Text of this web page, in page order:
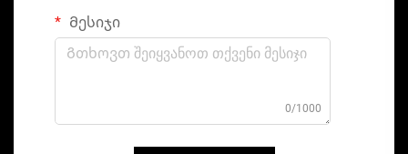
Მესიჯი
0/1000